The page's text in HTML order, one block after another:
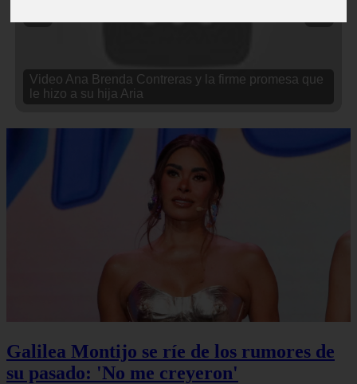
Video Ana Brenda Contreras y la firme promesa que
le hizo a su hija Aria
Galilea Montijo se ríe de los rumores de
su pasado: 'No me creyeron'